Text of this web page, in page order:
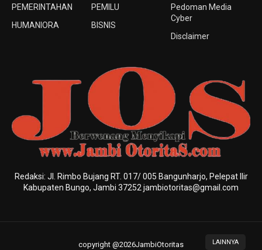
LAINNYA
PEMERINTAHAN
HUMANIORA
PEMILU
BISNIS
Pedoman Media
Cyber
Disclaimer
Redaksi: Jl. Rimbo Bujang RT. 017/ 005 Bangunharjo, Pelepat Ilir
Kabupaten Bungo, Jambi 37252 jambiotoritas@gmail.com
copyright @2026JambiOtoritas